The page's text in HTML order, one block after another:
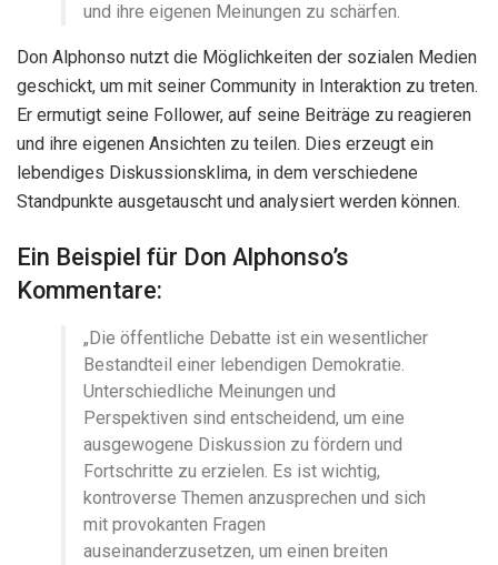
und ihre eigenen Meinungen zu schärfen.
Don Alphonso nutzt die Möglichkeiten der sozialen Medien
geschickt, um mit seiner Community in Interaktion zu treten.
Er ermutigt seine Follower, auf seine Beiträge zu reagieren
und ihre eigenen Ansichten zu teilen. Dies erzeugt ein
lebendiges Diskussionsklima, in dem verschiedene
Standpunkte ausgetauscht und analysiert werden können.
Ein Beispiel für Don Alphonso’s
Kommentare:
„Die öffentliche Debatte ist ein wesentlicher
Bestandteil einer lebendigen Demokratie.
Unterschiedliche Meinungen und
Perspektiven sind entscheidend, um eine
ausgewogene Diskussion zu fördern und
Fortschritte zu erzielen. Es ist wichtig,
kontroverse Themen anzusprechen und sich
mit provokanten Fragen
auseinanderzusetzen, um einen breiten